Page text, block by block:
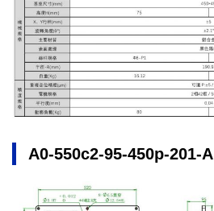
A0-550c2-95-450p-201-A